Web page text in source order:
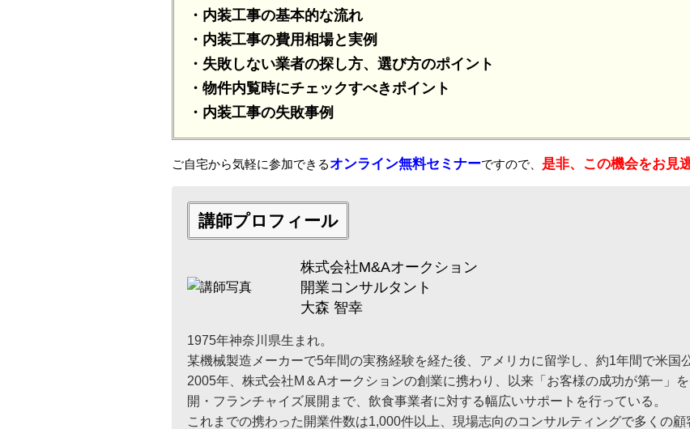
・内装工事の基本的な流れ
・内装工事の費用相場と実例
・失敗しない業者の探し方、選び方のポイント
・物件内覧時にチェックすべきポイント
・内装工事の失敗事例
ご自宅から気軽に参加できるオンライン無料セミナーですので、 是非、この機会をお見
講師プロフィール
株式会社M&Aオークション
開業コンサルタント
大森 智幸
1975年神奈川県生まれ。
某機械製造メーカーで5年間の実務経験を経た後、アメリカに留学し、約1年間で米国
2005年、株式会社M＆Aオークションの創業に携わり、以来「お客様の成功が第一」
開・フランチャイズ展開まで、飲食事業者に対する幅広いサポートを行っている。
これまでの携わった開業件数は1,000件以上、現場志向のコンサルティングで多くの